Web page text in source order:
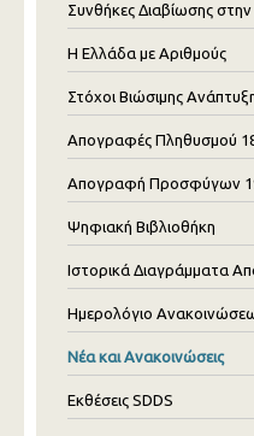
Συνθήκες Διαβίωσης
Η Ελλάδα με Αριθμούς
Στόχοι Βιώσιμης
Απογραφές Πληθυσμού
Απογραφή Προσφύγων
Ψηφιακή Βιβλιοθήκη
Ιστορικά Διαγράμματα
Ημερολόγιο
Νέα και Ανακοινώσεις
Εκθέσεις SDDS